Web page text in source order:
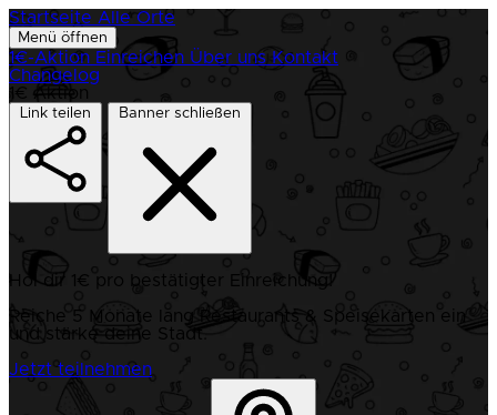
Startseite Alle Orte
Menü öffnen
1€-Aktion Einreichen Über uns Kontakt
Changelog
1€ Aktion
Link teilen Banner schließen
Hol dir 1€ pro bestätigter Einreichung!
Reiche 5 Monate lang Restaurants & Speisekarten ein
und stärke deine Stadt.
Jetzt teilnehmen